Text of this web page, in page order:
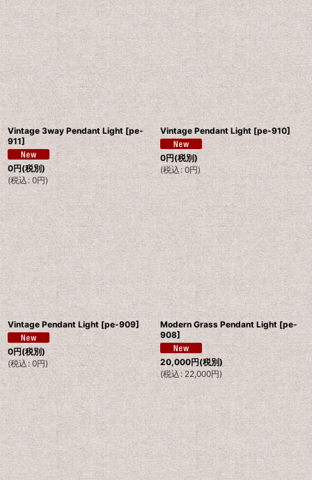
Vintage 3way Pendant Light [pe-
911]
0円(税別)
(税込: 0円)
Vintage Pendant Light [pe-910]
0円(税別)
(税込: 0円)
Vintage Pendant Light [pe-909]
0円(税別)
(税込 : 0円)
Modern Grass Pendant Light [pe-
908]
20,000円(税別)
(税込 : 22,000円)